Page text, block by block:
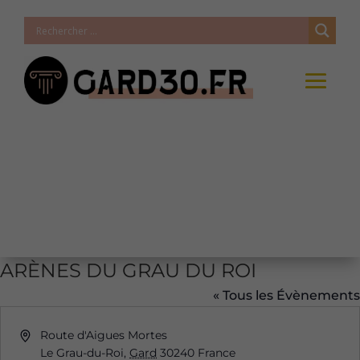
ARÈNES DU GRAU DU ROI
« Tous les Évènements
AdresseRoute d'Aigues Mortes
Le Grau-du-Roi, Gard 30240 France